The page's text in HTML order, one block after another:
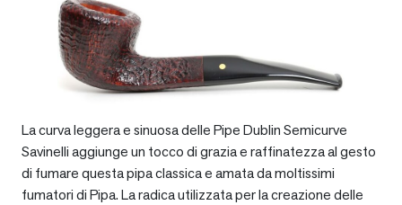
La curva leggera e sinuosa delle Pipe Dublin Semicurve
Savinelli aggiunge un tocco di grazia e raffinatezza al gesto
di fumare questa pipa classica e amata da moltissimi
fumatori di Pipa. La radica utilizzata per la creazione delle